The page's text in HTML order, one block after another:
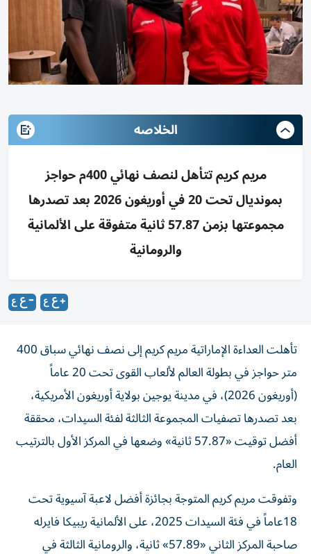
الخلاصه
مريم كريم تتأهل لنصف نهائي 400م حواجز
بمونديال تحت 20 في أوريغون 2026 بعد تصدرها
مجموعتها بزمن 57.87 ثانية متفوقة على الألمانية
والرومانية
تأهلت العداءة الإماراتية مريم كريم إلى نصف نهائي سباق 400
متر حواجز في بطولة العالم لألعاب القوى تحت 20 عاماً
(أوريغون 2026)، في مدينة يوجين بولاية أوريغون الأمريكية،
بعد تصدرها تصفيات المجموعة الثالثة لفئة السيدات، محققة
أفضل توقيت «57.87 ثانية» وضعها في المركز الأول بالترتيب
العام.
وتفوقت مريم كريم المتوجة بجائزة أفضل لاعبة آسيوية تحت
18عاماً في فئة السيدات 2025، على الألمانية ريبيكا فايرله
صاحبة المركز الثاني «57.89» ثانية، والرومانية الثالثة في